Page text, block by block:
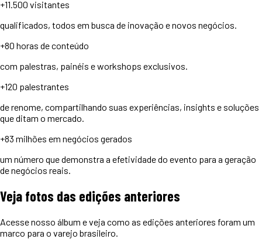
+11.500 visitantes
qualificados, todos em busca de inovação e novos negócios.
+80 horas de conteúdo
com palestras, painéis e workshops exclusivos.
+120 palestrantes
de renome, compartilhando suas experiências, insights e soluções
que ditam o mercado.
+83 milhões em negócios gerados
um número que demonstra a efetividade do evento para a geração
de negócios reais.
Veja fotos das edições anteriores
Acesse nosso álbum e veja como as edições anteriores foram um
marco para o varejo brasileiro.